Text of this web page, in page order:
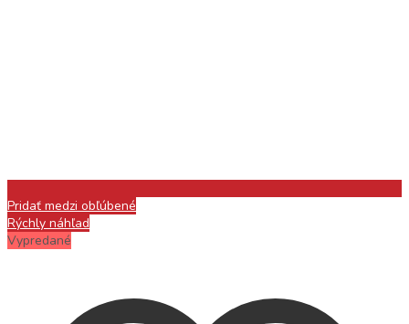
Pridať medzi obľúbené
Rýchly náhľad
Vypredané